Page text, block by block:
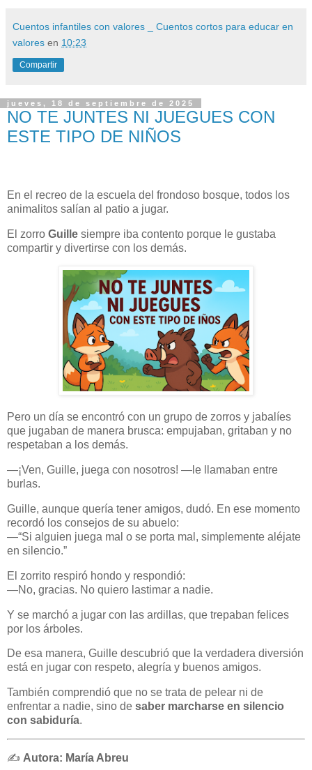
Cuentos infantiles con valores _ Cuentos cortos para educar en
valores en 10:23
Compartir
jueves, 18 de septiembre de 2025
NO TE JUNTES NI JUEGUES CON
ESTE TIPO DE NIÑOS
En el recreo de la escuela del frondoso bosque, todos los
animalitos salían al patio a jugar.
El zorro Guille siempre iba contento porque le gustaba
compartir y divertirse con los demás.
Pero un día se encontró con un grupo de zorros y jabalíes
que jugaban de manera brusca: empujaban, gritaban y no
respetaban a los demás.
—¡Ven, Guille, juega con nosotros! —le llamaban entre
burlas.
Guille, aunque quería tener amigos, dudó. En ese momento
recordó los consejos de su abuelo:
—“Si alguien juega mal o se porta mal, simplemente aléjate
en silencio.”
El zorrito respiró hondo y respondió:
—No, gracias. No quiero lastimar a nadie.
Y se marchó a jugar con las ardillas, que trepaban felices
por los árboles.
De esa manera, Guille descubrió que la verdadera diversión
está en jugar con respeto, alegría y buenos amigos.
También comprendió que no se trata de pelear ni de
enfrentar a nadie, sino de saber marcharse en silencio
con sabiduría.
✍️ Autora: María Abreu